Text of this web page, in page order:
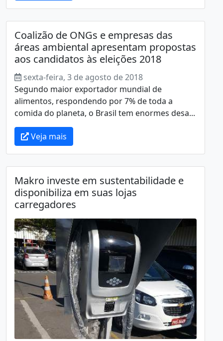
Coalizão de ONGs e empresas das
áreas ambiental apresentam propostas
aos candidatos às eleições 2018
sexta-feira, 3 de agosto de 2018
Segundo maior exportador mundial de
alimentos, respondendo por 7% de toda a
comida do planeta, o Brasil tem enormes desa...
Veja mais
Makro investe em sustentabilidade e
disponibiliza em suas lojas
carregadores